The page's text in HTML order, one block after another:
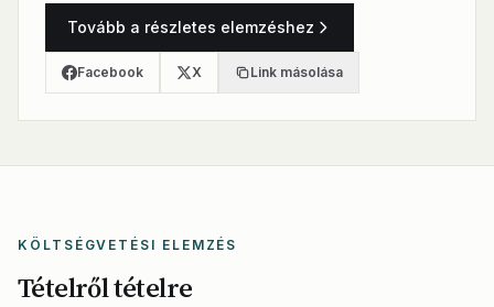
Tovább a részletes elemzéshez
Facebook X Link másolása
KÖLTSÉGVETÉSI ELEMZÉS
Tételről tételre